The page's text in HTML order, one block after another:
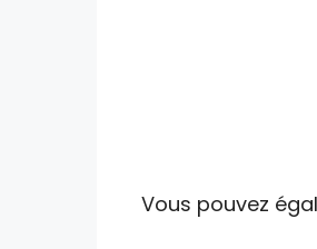
Vous pouvez